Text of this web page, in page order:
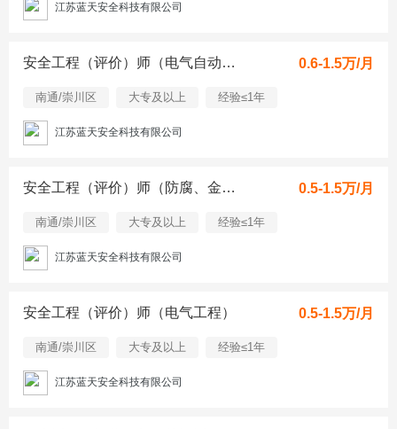
江苏蓝天安全科技有限公司
安全工程（评价）师（电气自动化） 0.6-1.5万/月
南通/崇川区 大专及以上 经验≤1年
江苏蓝天安全科技有限公司
安全工程（评价）师（防腐、金属材料） 0.5-1.5万/月
南通/崇川区 大专及以上 经验≤1年
江苏蓝天安全科技有限公司
安全工程（评价）师（电气工程） 0.5-1.5万/月
南通/崇川区 大专及以上 经验≤1年
江苏蓝天安全科技有限公司